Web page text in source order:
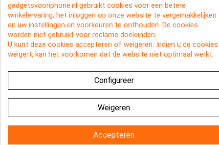
Witte bescherm kapjes voor de
headset en USB ingang voor vele
gadgetsvooriphone.nl gebruikt cookies voor een betere
winkelervaring, het inloggen op onze website te vergemakkelijken
en uw instellingen en voorkeuren te onthouden. De cookies
worden niet gebruikt voor reclame doeleinden.
U kunt deze cookies accepteren of weigeren. Indien u de cookies
weigert, kan het voorkomen dat de website niet optimaal werkt.
Configureer
Weigeren
Accepteren